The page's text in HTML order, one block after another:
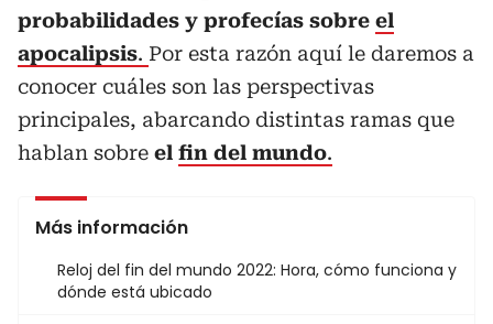
probabilidades y profecías sobre el
apocalipsis. Por esta razón aquí le daremos a
conocer cuáles son las perspectivas
principales, abarcando distintas ramas que
hablan sobre el fin del mundo.
Más información
Reloj del fin del mundo 2022: Hora, cómo funciona y
dónde está ubicado